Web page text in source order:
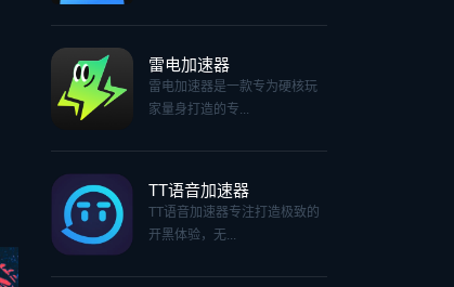
雷电加速器
雷电加速器是一款专为硬核玩
家量身打造的专...
TT语音加速器
TT语音加速器专注打造极致的
开黑体验，无...